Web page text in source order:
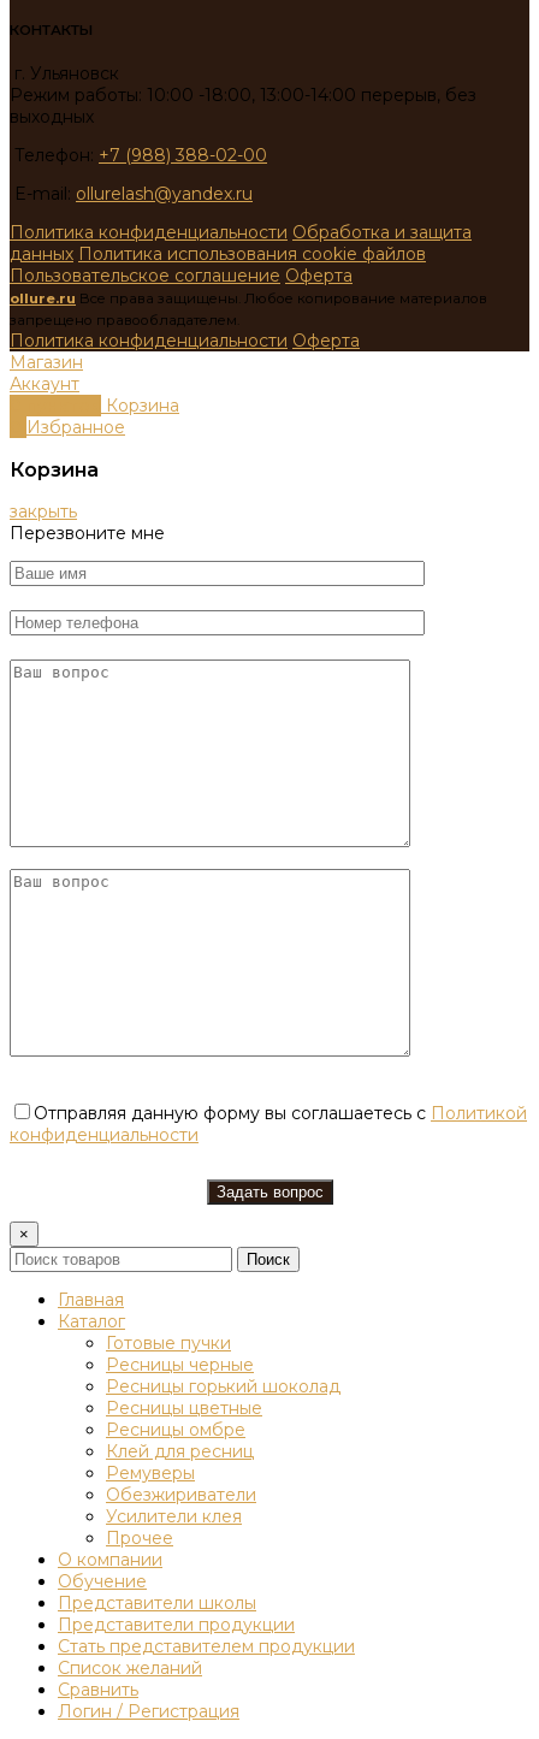
КОНТАКТЫ
г. Ульяновск
Режим работы: 10:00 -18:00, 13:00-14:00 перерыв, без
выходных
Телефон: +7 (988) 388-02-00
E-mail: ollurelash@yandex.ru
Политика конфиденциальности Обработка и защита
данных Политика использования cookie файлов
Пользовательское соглашение Оферта
ollure.ru Все права защищены. Любое копирование материалов
запрещено правообладателем.
Политика конфиденциальности Оферта
Магазин
Аккаунт
Корзина
Избранное
Корзина
закрыть
Перезвоните мне
Отправляя данную форму вы соглашаетесь с Политикой
конфиденциальности
×
Поиск
Главная
Каталог
Готовые пучки
Ресницы черные
Ресницы горький шоколад
Ресницы цветные
Ресницы омбре
Клей для ресниц
Ремуверы
Обезжириватели
Усилители клея
Прочее
О компании
Обучение
Представители школы
Представители продукции
Стать представителем продукции
Список желаний
Сравнить
Логин / Регистрация